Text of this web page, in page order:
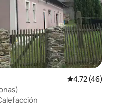
Calificación
4.72 (46)